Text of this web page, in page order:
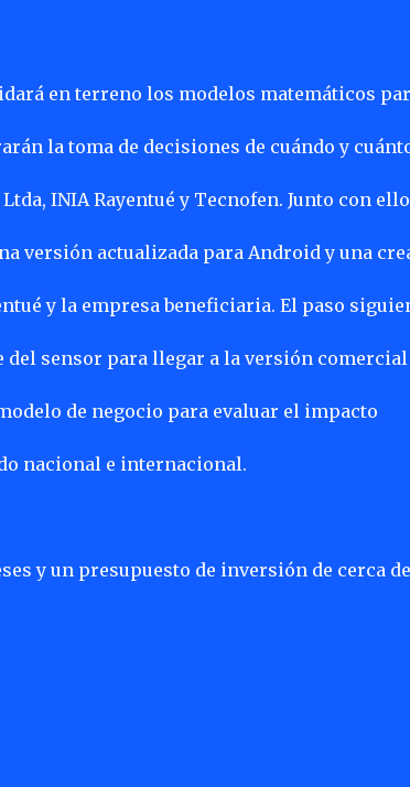
en terreno los modelos matemáticos
la toma de decisiones de cuándo y
INIA Rayentué y Tecnofen. Junto con
versión actualizada para Android y una
y la empresa beneficiaria. El paso
sensor para llegar a la versión comercial
de negocio para evaluar el impacto
nacional e internacional.
y un presupuesto de inversión de cerca de